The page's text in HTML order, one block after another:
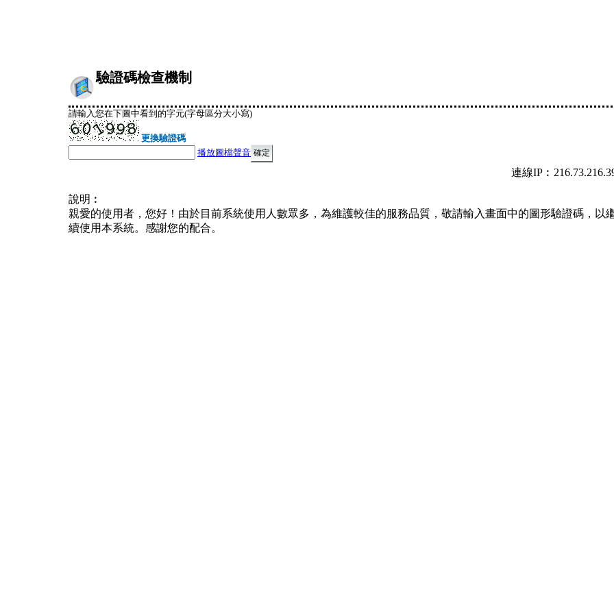
驗證碼檢查機制
請輸入您在下圖中看到的字元(字母區分大小寫)
更換驗證碼
播放圖檔聲音
連線
說明︰
親愛的使用者，您好！由於目前系統使用人數眾多，為維護較佳的服務品質，敬請輸入畫面中的圖形驗證碼，以
續使用本系統。感謝您的配合。